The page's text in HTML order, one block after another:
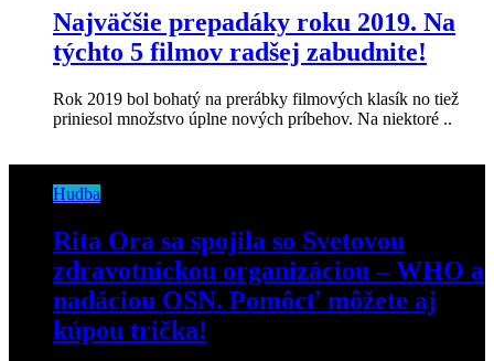
Najväčšie prepadáky roku 2019. Na
týchto 5 filmov radšej zabudnite!
Rok 2019 bol bohatý na prerábky filmových klasík no tiež
priniesol množstvo úplne nových príbehov. Na niektoré ..
Hudba
Rita Ora sa spojila so Svetovou
zdravotníckou organizáciou – WHO a
nadáciou OSN. Pomôcť môžete aj
kúpou trička!